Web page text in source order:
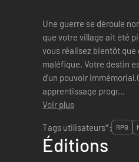
Une guerre se déroule
que votre village ait été
vous réalisez bientôt
maléfique. Votre destin
d'un pouvoir
apprentissage progr...
Voir plus
Tags utilisateurs*:
RPG
Éditions